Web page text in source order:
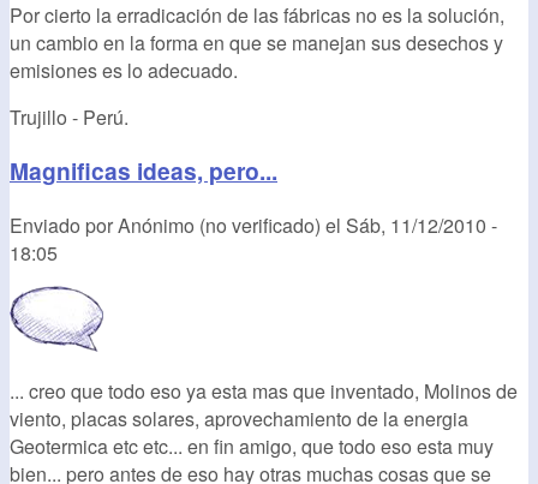
Por cierto la erradicación de las fábricas no es la solución,
un cambio en la forma en que se manejan sus desechos y
emisiones es lo adecuado.
Trujillo - Perú.
Magnificas ideas, pero...
Enviado porAnónimo (no verificado) el Sáb, 11/12/2010 -
18:05
... creo que todo eso ya esta mas que inventado, Molinos de
viento, placas solares, aprovechamiento de la energia
Geotermica etc etc... en fin amigo, que todo eso esta muy
bien... pero antes de eso hay otras muchas cosas que se